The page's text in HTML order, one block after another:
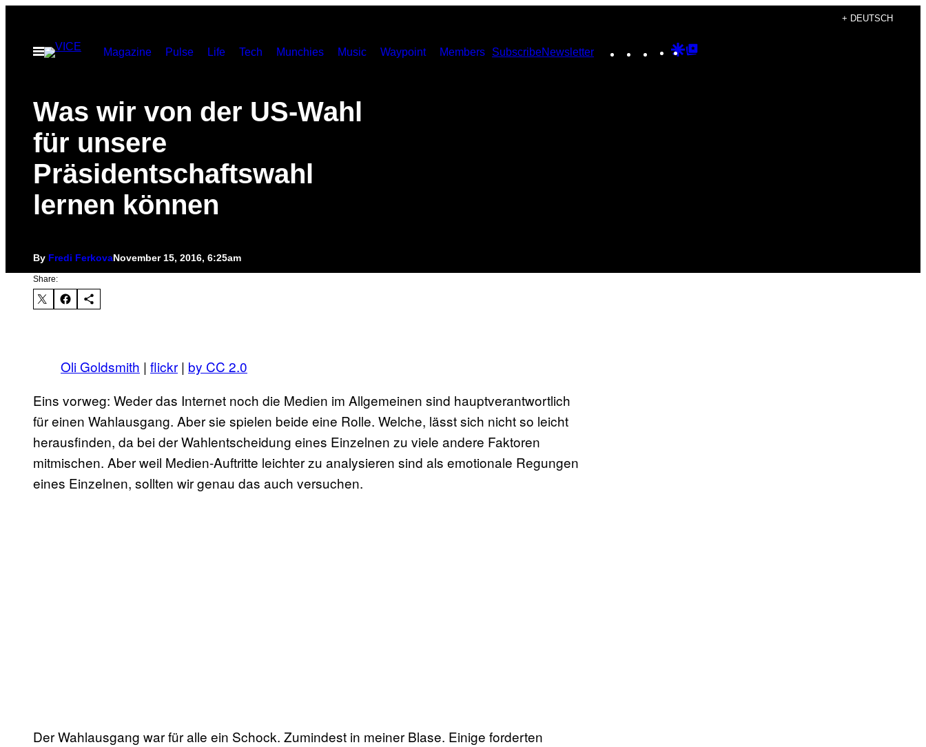
content
+ DEUTSCH
Open
Menu
Magazine Pulse Life Tech Munchies Music Waypoint Members SubscribeNewsletter Instagram
TikTokYouTube
Google
Was wir von der US-Wahl
für unsere
Präsidentschaftswahl
lernen können
By Fredi FerkovaNovember 15, 2016, 6:25am
Share:
Oli Goldsmith | flickr | by CC 2.0
Eins vorweg: Weder das Internet noch die Medien im Allgemeinen sind hauptverantwortlich
für einen Wahlausgang. Aber sie spielen beide eine Rolle. Welche, lässt sich nicht so leicht
herausfinden, da bei der Wahlentscheidung eines Einzelnen zu viele andere Faktoren
mitmischen. Aber weil Medien-Auftritte leichter zu analysieren sind als emotionale Regungen
eines Einzelnen, sollten wir genau das auch versuchen.
Der Wahlausgang war für alle ein Schock. Zumindest in meiner Blase. Einige forderten